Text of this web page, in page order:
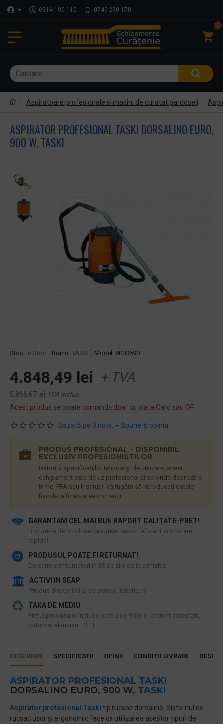
0314 100 110 0740 230 170
0
Aspiratoare profesionale si masini de curatat pardoseli
ASPIRATOR PROFESIONAL TASKI DORSALINO EURO,
900 W, TASKI
Stoc: În Stoc Brand: TASKI Model: 8003590
Bazată pe 0 note. - Spune-ţi opinia
4.848,49 lei + TVA
5.866,67 lei TVA inclus
Acest produs se poate comanda doar cu plata Card sau OP
GARANTAM CEL MAI BUN RAPORT CALITATE-PRET!
​Bucura-te de produse calitative, suport eficient si o livrare
rapida!
PRODUSUL POATE FI RETURNAT!
De catre consumatori in 30 de zile de la achizitie
ACTIVI IN SEAP
Produs disponibil si pe www.e-licitatie.ro
PRODUS PROFESIONAL – DISPONIBIL
EXCLUSIV PROFESIONISTILOR
Datorită specificațiilor tehnice și de utilizare, acest
echipament este de uz profesional și se vinde doar către
firme, PFA sau instituții. Vă rugăm să introduceți datele
fiscale la finalizarea comenzii.
TAXA DE MEDIU
Pretul produsului include costul de 9,08 lei aferent colectarii,
tratarii si eliminarii DEEE.
DESCRIERE SPECIFICATII OPINII CONDITII LIVRARE
ASPIRATOR PROFESIONAL TASKI
DORSALINO EURO, 900 W, TASKI
Aspirator profesional Taski tip rucsac dorsalino. Sistemul de
rucsac ușor și ergonomic face ca utilizarea acestor tipuri de